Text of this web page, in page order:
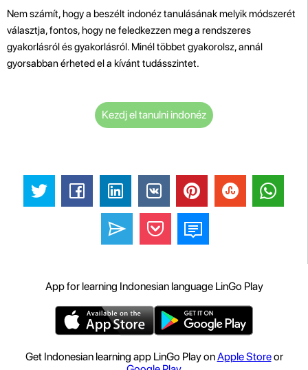
Nem számít, hogy a beszélt indonéz tanulásának melyik módszerét
választja, fontos, hogy ne feledkezzen meg a rendszeres
gyakorlásról és gyakorlásról. Minél többet gyakorolsz, annál
gyorsabban érheted el a kívánt tudásszintet.
Kezdj el tanulni indonéz
App for learning Indonesian language LinGo Play
Get Indonesian learning app LinGo Play onApple Storeor